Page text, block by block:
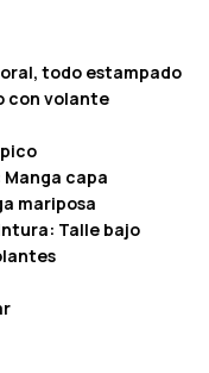
todo estampado
con volante
pico
capa
mariposa
Talle bajo